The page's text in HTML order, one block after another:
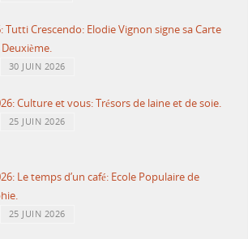
Tutti Crescendo: Elodie Vignon signe sa Carte
30 JUIN 2026
Culture et vous: Trésors de laine et de soie.
25 JUIN 2026
Le temps d’un café: Ecole Populaire de
25 JUIN 2026